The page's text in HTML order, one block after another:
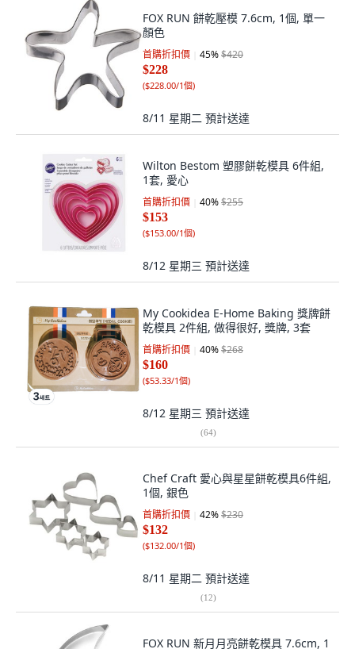
FOX RUN 餅乾壓模 7.6cm, 1個, 單一
顏色
首購折扣價 45%$420
$228
($228.00/1個)
8/11 星期二 預計送達
Wilton Bestom 塑膠餅乾模具 6件組,
1套, 愛心
首購折扣價 40%$255
$153
($153.00/1個)
8/12 星期三 預計送達
My Cookidea E-Home Baking 獎牌餅
乾模具 2件組, 做得很好, 獎牌, 3套
首購折扣價 40%$268
$160
($53.33/1個)
8/12 星期三 預計送達
(64)
Chef Craft 愛心與星星餅乾模具6件組,
1個, 銀色
首購折扣價 42%$230
$132
($132.00/1個)
8/11 星期二 預計送達
(12)
FOX RUN 新月月亮餅乾模具 7.6cm, 1